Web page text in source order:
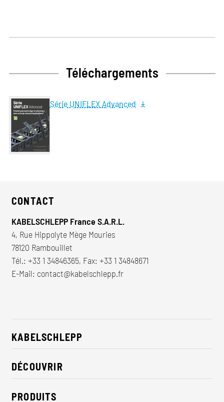
Téléchargements
Série UNIFLEX Advanced
CONTACT
KABELSCHLEPP France S.A.R.L.
4, Rue Hippolyte Mège Mouries
78120 Rambouillet
Tél.: +33 1 34846365, Fax: +33 1 34848671
E-Mail: contact@kabelschlepp.fr
KABELSCHLEPP
À propos de nous
RSE / Durabilité
Contact
DÉCOUVRIR
Solutions pour l'industrie
PRODUITS